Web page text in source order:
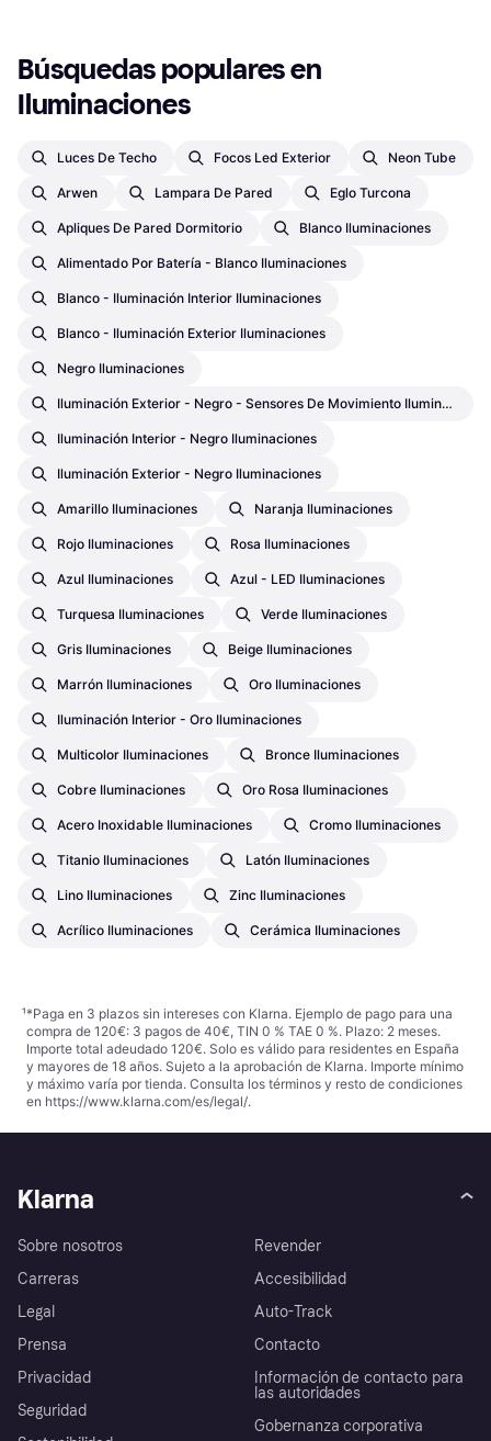
Búsquedas populares en
Iluminaciones
Luces De Techo Focos Led Exterior Neon Tube
Arwen Lampara De Pared Eglo Turcona
Apliques De Pared Dormitorio Blanco Iluminaciones
Alimentado Por Batería - Blanco Iluminaciones
Blanco - Iluminación Interior Iluminaciones
Blanco - Iluminación Exterior Iluminaciones
Negro Iluminaciones
Iluminación Exterior - Negro - Sensores De Movimiento Iluminaciones
Iluminación Interior - Negro Iluminaciones
Iluminación Exterior - Negro Iluminaciones
Amarillo Iluminaciones Naranja Iluminaciones
Rojo Iluminaciones Rosa Iluminaciones
Azul Iluminaciones Azul - LED Iluminaciones
Turquesa Iluminaciones Verde Iluminaciones
Gris Iluminaciones Beige Iluminaciones
Marrón Iluminaciones Oro Iluminaciones
Iluminación Interior - Oro Iluminaciones
Multicolor Iluminaciones Bronce Iluminaciones
Cobre Iluminaciones Oro Rosa Iluminaciones
Acero Inoxidable Iluminaciones Cromo Iluminaciones
Titanio Iluminaciones Latón Iluminaciones
Lino Iluminaciones Zinc Iluminaciones
Acrílico Iluminaciones Cerámica Iluminaciones
¹*Paga en 3 plazos sin intereses con Klarna. Ejemplo de pago para una
compra de 120€: 3 pagos de 40€, TIN 0 % TAE 0 %. Plazo: 2 meses.
Importe total adeudado 120€. Solo es válido para residentes en España
y mayores de 18 años. Sujeto a la aprobación de Klarna. Importe mínimo
y máximo varía por tienda. Consulta los términos y resto de condiciones
en https://www.klarna.com/es/legal/.
Klarna
Sobre nosotros
Carreras
Legal
Prensa
Privacidad
Seguridad
Revender
Accesibilidad
Auto-Track
Contacto
Información de contacto para
las autoridades
Gobernanza corporativa